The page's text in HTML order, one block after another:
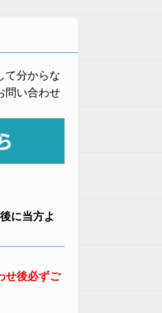
て分からな
問い合わせ
に当方よ
せ後必ずご